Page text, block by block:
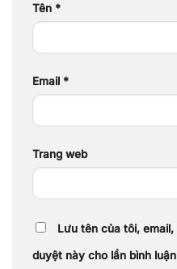
Tên *
Email *
Trang web
Lưu tên của tôi,
duyệt này cho lần bình